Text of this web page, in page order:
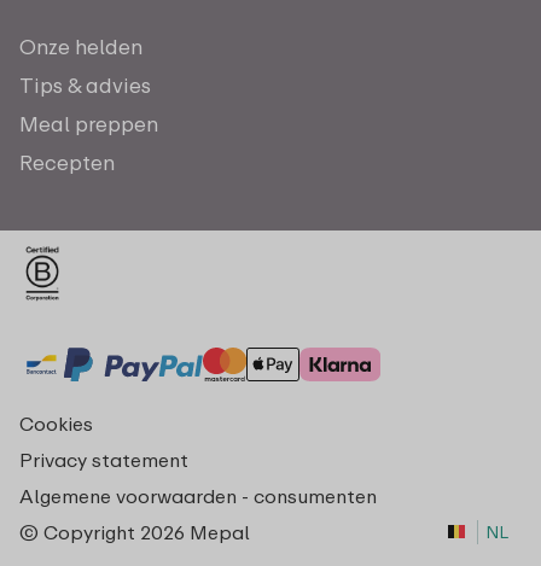
Onze helden
Tips & advies
Meal preppen
Recepten
Cookies
Privacy statement
Algemene voorwaarden - consumenten
© Copyright 2026 Mepal
NL